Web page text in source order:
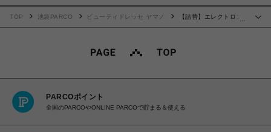
…
TOP 池袋PARCO ビューティドレッセ ヤマノ
【詰替】エレクトロン
PARCOポイント
全国のPARCOやONLINE PARCOで貯まる＆使える